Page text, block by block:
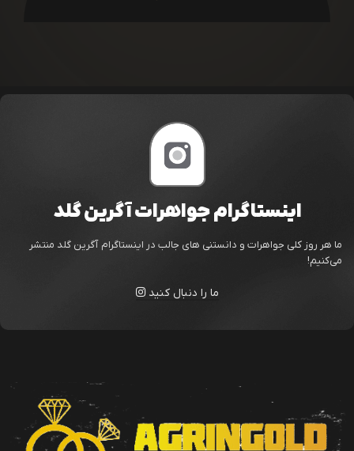
اینستاگرام جواهرات آگرین گلد
ما هر روز کلی جواهرات و دانستنی های جالب در اینستاگرام آگرین گلد منتشر
می‌کنیم!
ما را دنبال کنید